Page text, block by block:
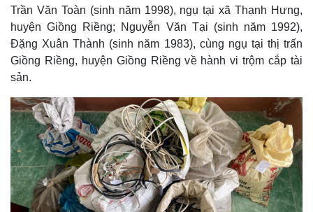
Trần Văn Toàn (sinh năm 1998), ngụ tại xã Thạnh Hưng,
huyện Giồng Riềng; Nguyễn Văn Tại (sinh năm 1992),
Đặng Xuân Thành (sinh năm 1983), cùng ngụ tại thị trấn
Giồng Riềng, huyện Giồng Riềng về hành vi trộm cắp tài
sản.